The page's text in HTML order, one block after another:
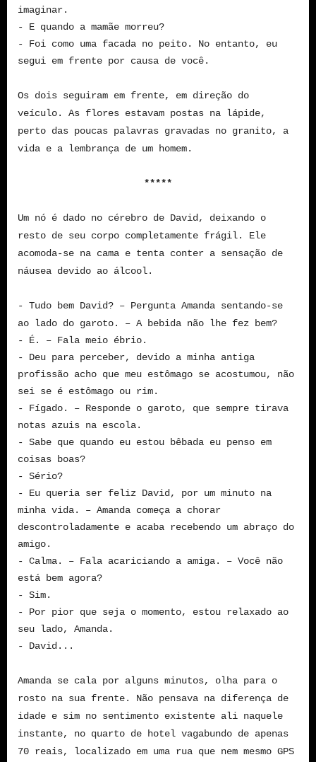
imaginar.
- E quando a mamãe morreu?
- Foi como uma facada no peito. No entanto, eu
segui em frente por causa de você.
Os dois seguiram em frente, em direção do
veículo. As flores estavam postas na lápide,
perto das poucas palavras gravadas no granito, a
vida e a lembrança de um homem.
*****
Um nó é dado no cérebro de David, deixando o
resto de seu corpo completamente frágil. Ele
acomoda-se na cama e tenta conter a sensação de
náusea devido ao álcool.
- Tudo bem David? – Pergunta Amanda sentando-se
ao lado do garoto. – A bebida não lhe fez bem?
- É. – Fala meio ébrio.
- Deu para perceber, devido a minha antiga
profissão acho que meu estômago se acostumou, não
sei se é estômago ou rim.
- Fígado. – Responde o garoto, que sempre tirava
notas azuis na escola.
- Sabe que quando eu estou bêbada eu penso em
coisas boas?
- Sério?
- Eu queria ser feliz David, por um minuto na
minha vida. – Amanda começa a chorar
descontroladamente e acaba recebendo um abraço do
amigo.
- Calma. – Fala acariciando a amiga. – Você não
está bem agora?
- Sim.
- Por pior que seja o momento, estou relaxado ao
seu lado, Amanda.
- David...
Amanda se cala por alguns minutos, olha para o
rosto na sua frente. Não pensava na diferença de
idade e sim no sentimento existente ali naquele
instante, no quarto de hotel vagabundo de apenas
70 reais, localizado em uma rua que nem mesmo GPS